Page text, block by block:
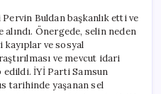
Buldan başkanlık etti ve
Önergede, selin neden
ve sosyal
ve mevcut idari
İYİ Parti Samsun
tarihinde yaşanan sel